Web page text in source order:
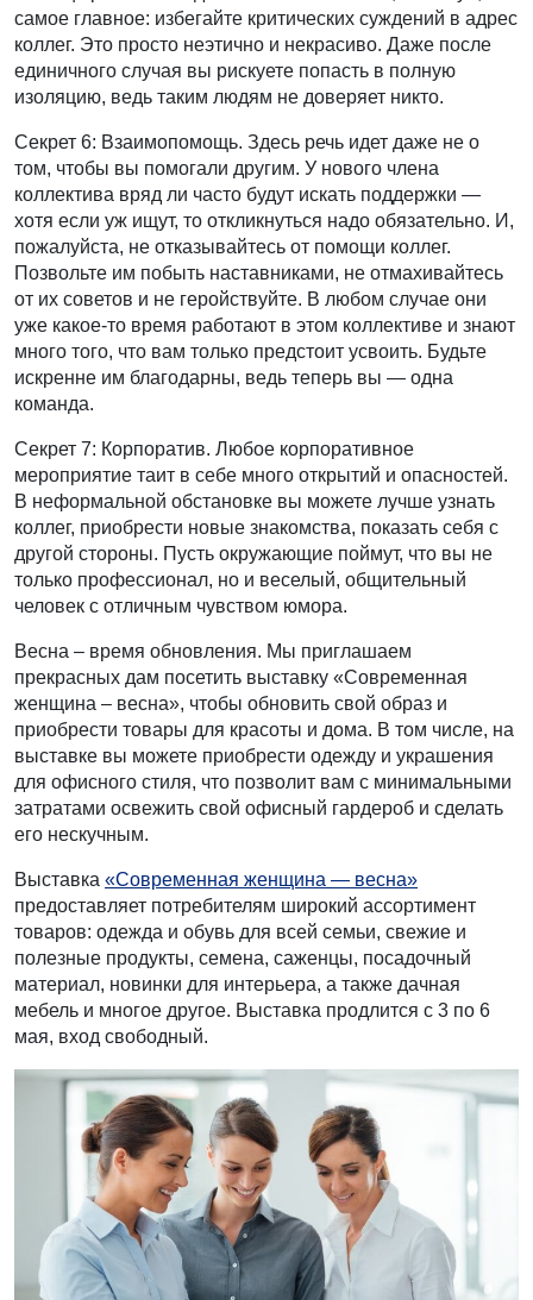
самое главное: избегайте критических суждений в адрес
коллег. Это просто неэтично и некрасиво. Даже после
единичного случая вы рискуете попасть в полную
изоляцию, ведь таким людям не доверяет никто.
Секрет 6: Взаимопомощь. Здесь речь идет даже не о
том, чтобы вы помогали другим. У нового члена
коллектива вряд ли часто будут искать поддержки —
хотя если уж ищут, то откликнуться надо обязательно. И,
пожалуйста, не отказывайтесь от помощи коллег.
Позвольте им побыть наставниками, не отмахивайтесь
от их советов и не геройствуйте. В любом случае они
уже какое-то время работают в этом коллективе и знают
много того, что вам только предстоит усвоить. Будьте
искренне им благодарны, ведь теперь вы — одна
команда.
Секрет 7: Корпоратив. Любое корпоративное
мероприятие таит в себе много открытий и опасностей.
В неформальной обстановке вы можете лучше узнать
коллег, приобрести новые знакомства, показать себя с
другой стороны. Пусть окружающие поймут, что вы не
только профессионал, но и веселый, общительный
человек с отличным чувством юмора.
Весна – время обновления. Мы приглашаем
прекрасных дам посетить выставку «Современная
женщина – весна», чтобы обновить свой образ и
приобрести товары для красоты и дома. В том числе, на
выставке вы можете приобрести одежду и украшения
для офисного стиля, что позволит вам с минимальными
затратами освежить свой офисный гардероб и сделать
его нескучным.
Выставка «Современная женщина — весна»
предоставляет потребителям широкий ассортимент
товаров: одежда и обувь для всей семьи, свежие и
полезные продукты, семена, саженцы, посадочный
материал, новинки для интерьера, а также дачная
мебель и многое другое. Выставка продлится с 3 по 6
мая, вход свободный.